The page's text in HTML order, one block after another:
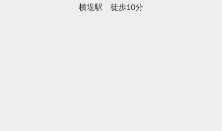
横堤駅 徒歩10分